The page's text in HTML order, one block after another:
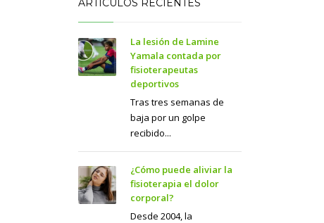
ARTÍCULOS RECIENTES
La lesión de Lamine
Yamala contada por
fisioterapeutas
deportivos
Tras tres semanas de
baja por un golpe
recibido...
¿Cómo puede aliviar la
fisioterapia el dolor
corporal?
Desde 2004, la